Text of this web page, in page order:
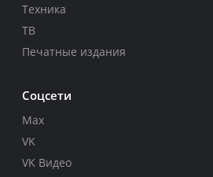
Техника
ТВ
Печатные издания
Соцсети
Max
VK
VK Видео